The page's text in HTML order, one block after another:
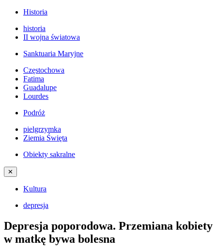
Historia
historia
II wojna światowa
Sanktuaria Maryjne
Częstochowa
Fatima
Guadalupe
Lourdes
Podróż
pielgrzymka
Ziemia Święta
Obiekty sakralne
✕
Kultura
depresja
Depresja poporodowa. Przemiana kobiety
w matkę bywa bolesna